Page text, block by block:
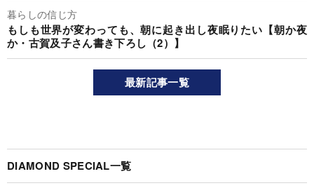
暮らしの信じ方
もしも世界が変わっても、朝に起き出し夜眠りたい【朝か夜
か・古賀及子さん書き下ろし（2）】
最新記事一覧
DIAMOND SPECIAL一覧